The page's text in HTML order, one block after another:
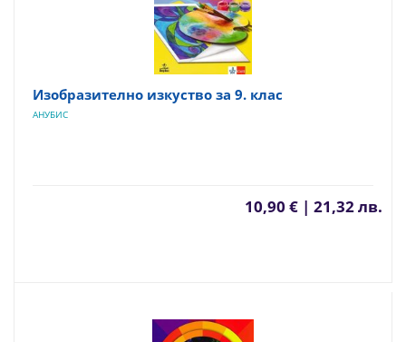
Изобразително изкуство за 9. клас
АНУБИС
10,90 € | 21,32 лв.